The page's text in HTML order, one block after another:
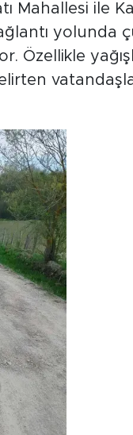
Mahallesi ile
yolunda
Özellikle